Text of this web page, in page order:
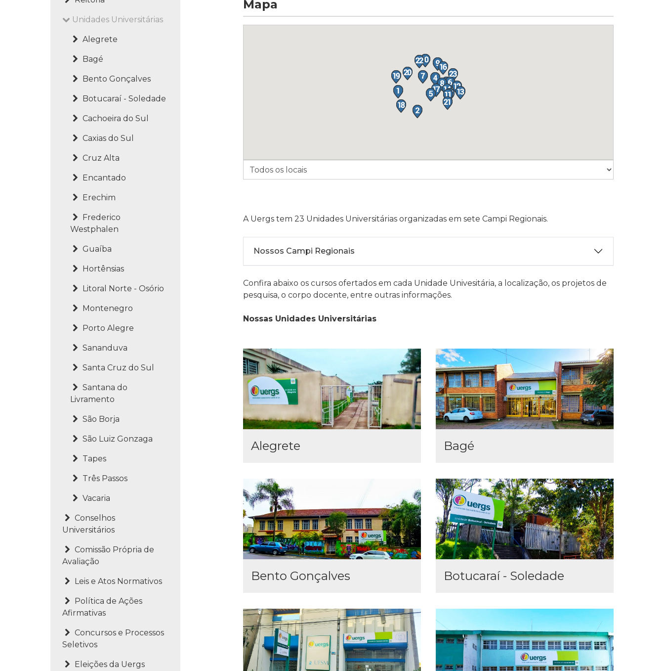
Unidades Universitárias
Alegrete
Bagé
Bento Gonçalves
Botucaraí - Soledade
Cachoeira do Sul
Caxias do Sul
Cruz Alta
Encantado
Erechim
Frederico
Westphalen
Guaíba
Hortênsias
Litoral Norte - Osório
Montenegro
Porto Alegre
Sananduva
Santa Cruz do Sul
Santana do
Livramento
São Borja
São Luiz Gonzaga
Tapes
Três Passos
Vacaria
Conselhos
Universitários
Comissão Própria de
Avaliação
Leis e Atos Normativos
Política de Ações
Afirmativas
Concursos e Processos
Seletivos
Eleições da Uergs
Mapa
A Uergs tem 23 Unidades Universitárias organizadas em sete Campi Regionais.
Nossos Campi Regionais
Confira abaixo os cursos ofertados em cada Unidade Univesitária, a localização, os projetos de
pesquisa, o corpo docente, entre outras informações.
Nossas Unidades Universitárias
Alegrete Bagé
Bento Gonçalves Botucaraí - Soledade